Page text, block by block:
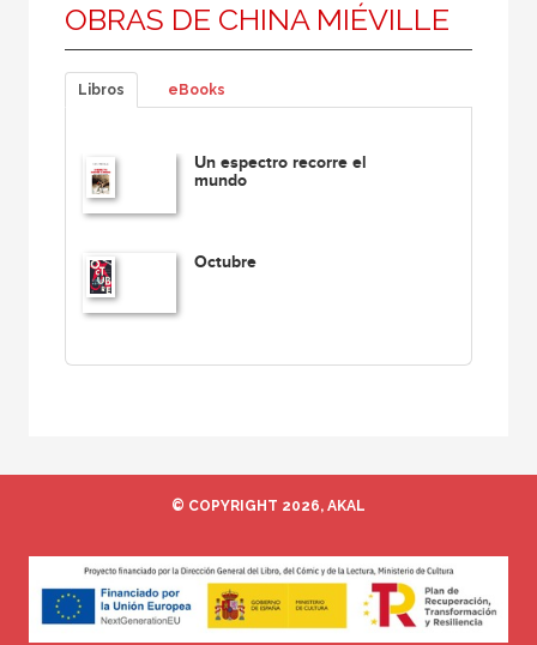
OBRAS DE CHINA MIÉVILLE
Libros eBooks
Un espectro recorre el
mundo
Octubre
© COPYRIGHT 2026, AKAL